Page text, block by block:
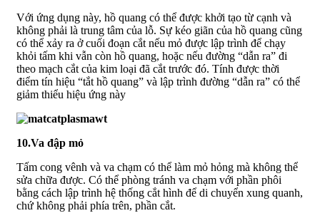
Với ứng dụng này, hồ quang có thể được khởi tạo từ cạnh và
không phải là trung tâm của lỗ. Sự kéo giãn của hồ quang cũng
có thể xảy ra ở cuối đoạn cắt nếu mỏ được lập trình để chạy
khỏi tấm khi vẫn còn hồ quang, hoặc nếu đường “dẫn ra” đi
theo mạch cắt của kim loại đã cắt trước đó. Tính được thời
điểm tín hiệu “tắt hồ quang” và lập trình đường “dẫn ra” có thể
giảm thiểu hiệu ứng này
10.Va đập mỏ
Tấm cong vênh và va chạm có thể làm mỏ hỏng mà không thể
sửa chữa được. Có thể phòng tránh va chạm với phần phôi
bằng cách lập trình hệ thống cắt hình để di chuyển xung quanh,
chứ không phải phía trên, phần cắt.